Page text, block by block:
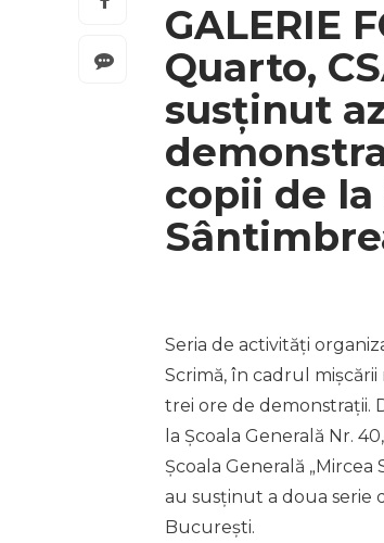
GALERIE
Quarto,
susținut
copii de la
Seria de activități
Scrimă, în cadrul mișcării
trei ore de demonstrații.
la Școala Generală Nr.
Școala Generală „Mircea
au susținut a doua serie
București.